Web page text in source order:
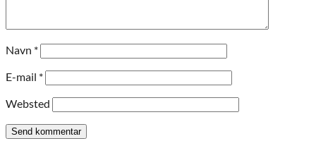
Navn *
E-mail *
Websted